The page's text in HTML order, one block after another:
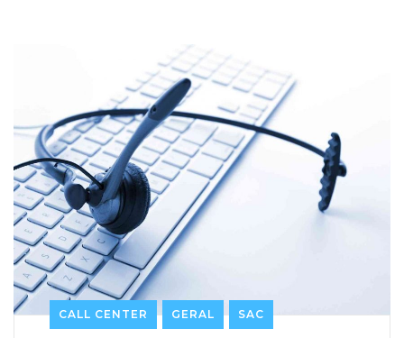
CALL CENTER GERAL SAC